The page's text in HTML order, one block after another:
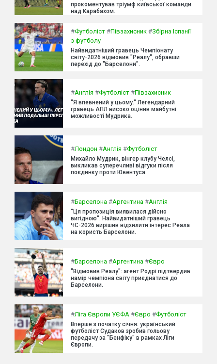
прокоментував тріумф київської команди
над Карабахом.
#Футболіст #Півзахисник #Збірна Іспанії
з футболу
Найвидатніший гравець Чемпіонату
світу-2026 відмовив "Реалу", обравши
перехід до "Барселони".
#Англія #Футболіст #Півзахисник
"Я впевнений у цьому." Легендарний
гравець АПЛ високо оцінив майбутні
можливості Мудрика.
#Лондон #Англія #Футболіст
Михайло Мудрик, вінгер клубу Челсі,
викликав суперечливі відгуки після
поєдинку проти Ювентуса.
#Барселона #Аргентина #Англія
"Ця пропозиція виявилася дійсно
вигідною". Найвидатніший гравець
ЧС-2026 вирішив відхилити інтерес Реала
на користь Барселони.
#Барселона #Аргентина #Євро
"Відмовив Реалу": агент Родрі підтвердив
намір чемпіона світу приєднатися до
Барселони.
#Ліга Європи УЄФА #Євро #Футболіст
Вперше з початку січня: український
футболіст Судаков зробив гольову
передачу за "Бенфіку" в рамках Ліги
Європи.